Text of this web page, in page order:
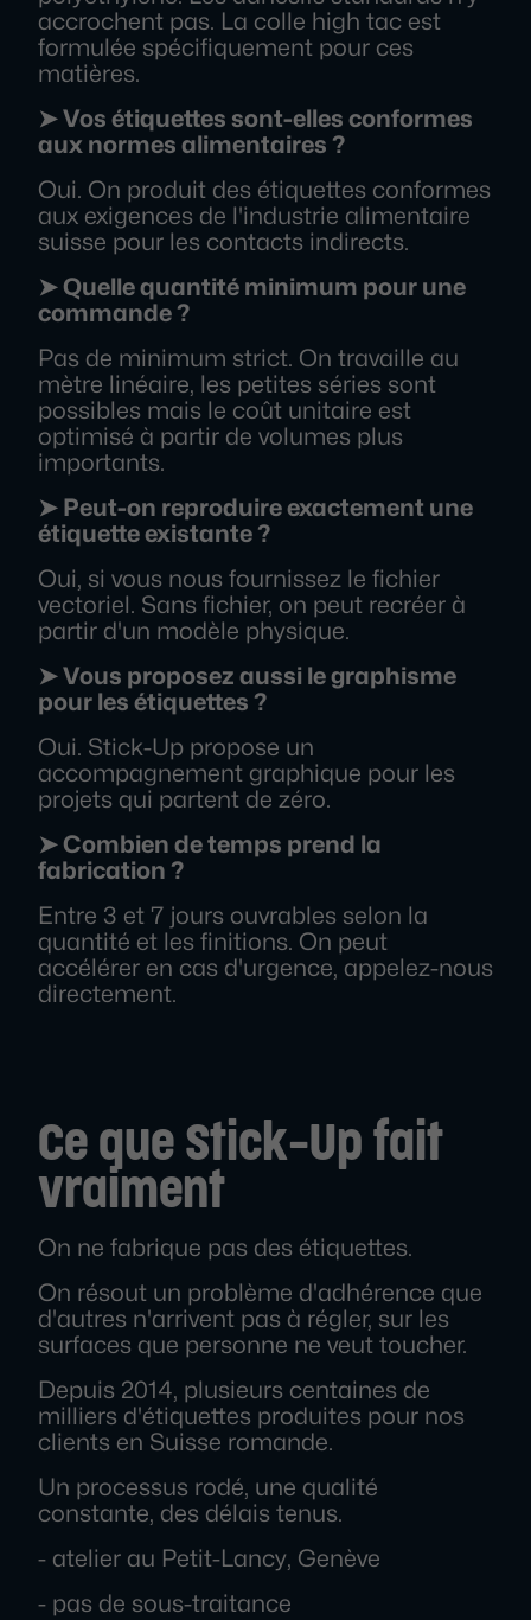
accrochent pas. La colle high tac est
formulée spécifiquement pour ces
matières.
➤ Vos étiquettes sont-elles conformes
aux normes alimentaires ?
Oui. On produit des étiquettes conformes
aux exigences de l'industrie alimentaire
suisse pour les contacts indirects.
➤ Quelle quantité minimum pour une
commande ?
Pas de minimum strict. On travaille au
mètre linéaire, les petites séries sont
possibles mais le coût unitaire est
optimisé à partir de volumes plus
importants.
➤ Peut-on reproduire exactement une
étiquette existante ?
Oui, si vous nous fournissez le fichier
vectoriel. Sans fichier, on peut recréer à
partir d'un modèle physique.
➤ Vous proposez aussi le graphisme
pour les étiquettes ?
Oui. Stick-Up propose un
accompagnement graphique pour les
projets qui partent de zéro.
➤ Combien de temps prend la
fabrication ?
Entre 3 et 7 jours ouvrables selon la
quantité et les finitions. On peut
accélérer en cas d'urgence, appelez-nous
directement.
Ce que Stick-Up fait
vraiment
On ne fabrique pas des étiquettes.
On résout un problème d'adhérence que
d'autres n'arrivent pas à régler, sur les
surfaces que personne ne veut toucher.
Depuis 2014, plusieurs centaines de
milliers d'étiquettes produites pour nos
clients en Suisse romande.
Un processus rodé, une qualité
constante, des délais tenus.
- atelier au Petit-Lancy, Genève
- pas de sous-traitance